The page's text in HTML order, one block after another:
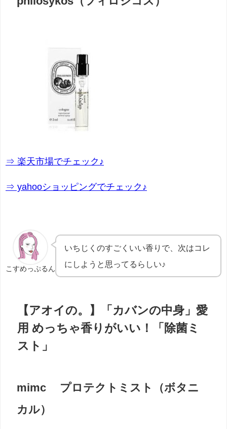
⇒ 楽天市場でチェック♪
⇒ yahooショッピングでチェック♪
こすめっぷるん
いちじくのすごくいい香りで、次はコレ
にしようと思ってるらしい♪
【アオイの。】「カバンの中身」愛
用 めっちゃ香りがいい！「除菌ミ
スト」
mimc プロテクトミスト（ボタニ
カル）